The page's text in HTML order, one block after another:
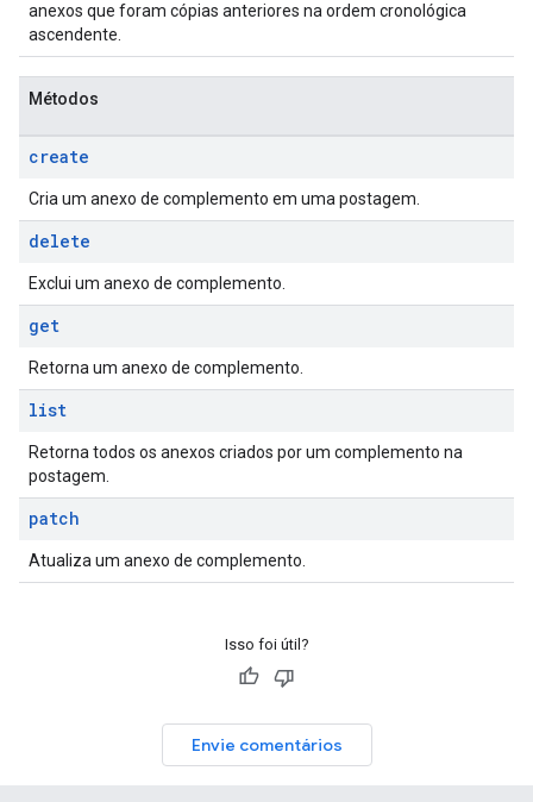
anexos que foram cópias anteriores na ordem cronológica
ascendente.
Métodos
create
Cria um anexo de complemento em uma postagem.
delete
Exclui um anexo de complemento.
get
Retorna um anexo de complemento.
list
Retorna todos os anexos criados por um complemento na
postagem.
patch
Atualiza um anexo de complemento.
Isso foi útil?
Envie comentários